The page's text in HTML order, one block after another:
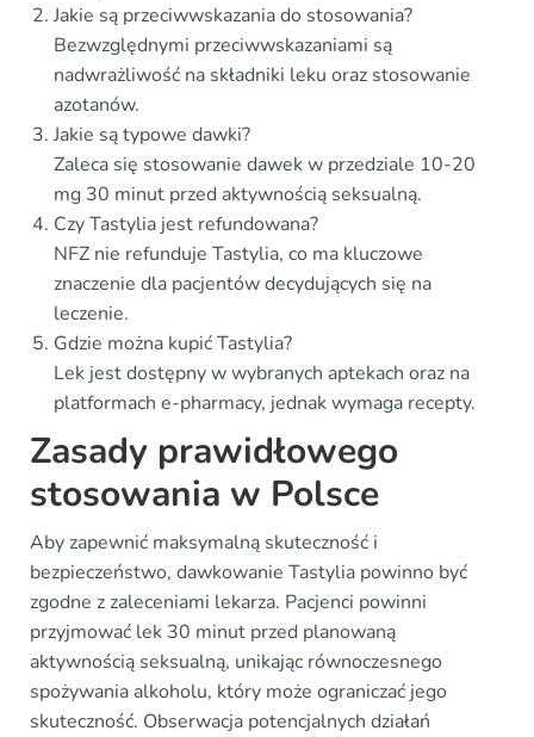
Jakie są przeciwwskazania do stosowania?
Bezwzględnymi przeciwwskazaniami są
nadwrażliwość na składniki leku oraz stosowanie
azotanów.
Jakie są typowe dawki?
Zaleca się stosowanie dawek w przedziale 10-20
mg 30 minut przed aktywnością seksualną.
Czy Tastylia jest refundowana?
NFZ nie refunduje Tastylia, co ma kluczowe
znaczenie dla pacjentów decydujących się na
leczenie.
Gdzie można kupić Tastylia?
Lek jest dostępny w wybranych aptekach oraz na
platformach e-pharmacy, jednak wymaga recepty.
Zasady prawidłowego
stosowania w Polsce
Aby zapewnić maksymalną skuteczność i
bezpieczeństwo, dawkowanie Tastylia powinno być
zgodne z zaleceniami lekarza. Pacjenci powinni
przyjmować lek 30 minut przed planowaną
aktywnością seksualną, unikając równoczesnego
spożywania alkoholu, który może ograniczać jego
skuteczność. Obserwacja potencjalnych działań